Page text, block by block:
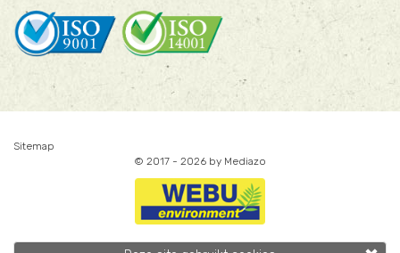
Sitemap
© 2017 - 2026 by Mediazo